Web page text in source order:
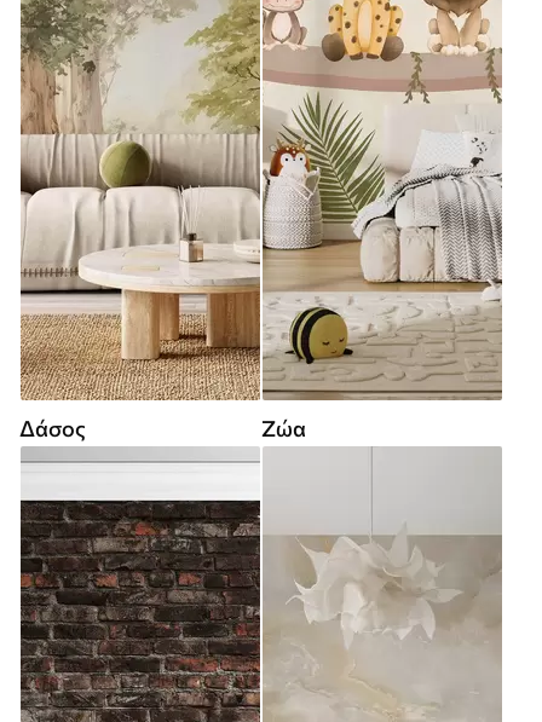
Δάσος Ζώα